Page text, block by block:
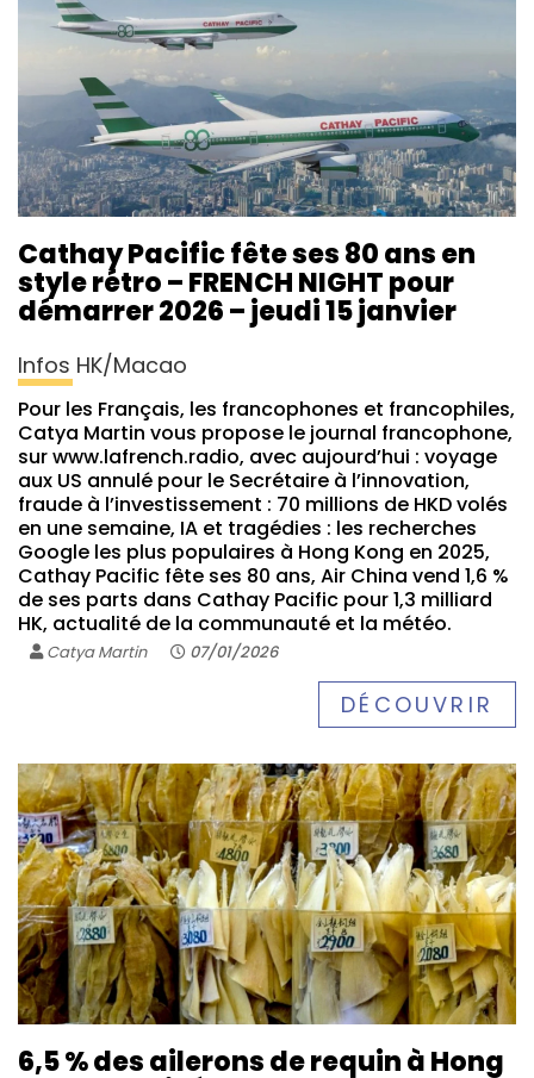
Cathay Pacific fête ses 80 ans en
style rétro – FRENCH NIGHT pour
démarrer 2026 – jeudi 15 janvier
Infos HK/Macao
Pour les Français, les francophones et francophiles,
Catya Martin vous propose le journal francophone,
sur www.lafrench.radio, avec aujourd’hui : voyage
aux US annulé pour le Secrétaire à l’innovation,
fraude à l’investissement : 70 millions de HKD volés
en une semaine, IA et tragédies : les recherches
Google les plus populaires à Hong Kong en 2025,
Cathay Pacific fête ses 80 ans, Air China vend 1,6 %
de ses parts dans Cathay Pacific pour 1,3 milliard
HK, actualité de la communauté et la météo.
Catya Martin 07/01/2026
DÉCOUVRIR
6,5 % des ailerons de requin à Hong